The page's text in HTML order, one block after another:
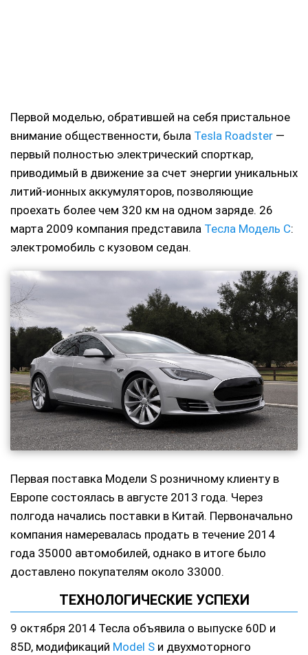
Первой моделью, обратившей на себя пристальное
внимание общественности, была Tesla Roadster —
первый полностью электрический спорткар,
приводимый в движение за счет энергии уникальных
литий-ионных аккумуляторов, позволяющие
проехать более чем 320 км на одном заряде. 26
марта 2009 компания представила Тесла Модель С:
электромобиль с кузовом седан.
Первая поставка Модели S розничному клиенту в
Европе состоялась в августе 2013 года. Через
полгода начались поставки в Китай. Первоначально
компания намеревалась продать в течение 2014
года 35000 автомобилей, однако в итоге было
доставлено покупателям около 33000.
ТЕХНОЛОГИЧЕСКИЕ УСПЕХИ
9 октября 2014 Тесла объявила о выпуске 60D и
85D, модификаций Model S и двухмоторного